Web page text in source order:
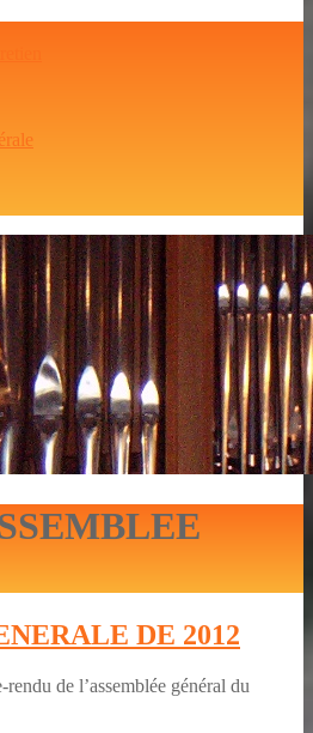
DE 2012
de l’assemblée général du